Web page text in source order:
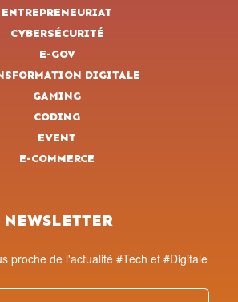
ENTREPRENEURIAT
CYBERSÉCURITÉ
E-GOV
DIGITALE
GAMING
CODING
EVENT
E-COMMERCE
NEWSLETTER
proche de l'actualité #Tech et #Digitale